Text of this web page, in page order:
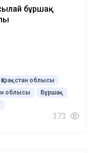
бұршақ
облысы
облысы
Бұршақ
373